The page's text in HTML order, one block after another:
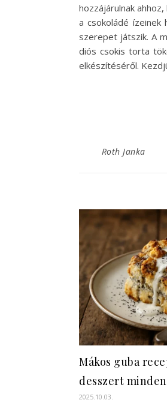
hozzájárulnak
a csokoládé ízeinek
szerepet játszik. A
diós csokis torta
elkészítéséről.
Roth Janka
Mákos guba
desszert
2025.10.03.